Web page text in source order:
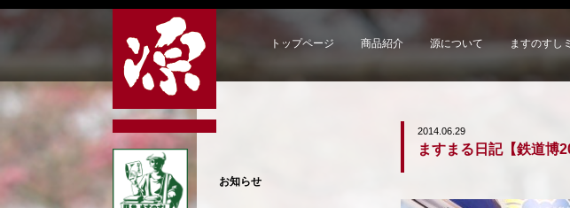
トップページ 商品紹介 源について ますのすし
2014.06.29
ますまる日記【鉄道博
お知らせ